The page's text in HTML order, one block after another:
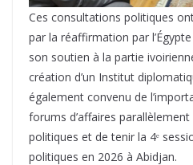
Ces consultations politiques
par la réaffirmation par
son soutien à la partie
création d’un Institut
également convenu de
forums d’affaires
politiques et de tenir la 4ᵉ
politiques en 2026 à Abidjan.